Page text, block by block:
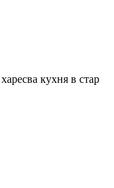
кухня в стар